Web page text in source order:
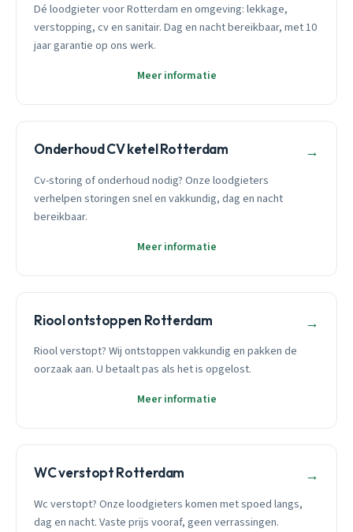
Dé loodgieter voor Rotterdam en omgeving: lekkage,
verstopping, cv en sanitair. Dag en nacht bereikbaar, met 10
jaar garantie op ons werk.
Meer informatie
Onderhoud CV ketel Rotterdam →
Cv-storing of onderhoud nodig? Onze loodgieters
verhelpen storingen snel en vakkundig, dag en nacht
bereikbaar.
Meer informatie
Riool ontstoppen Rotterdam →
Riool verstopt? Wij ontstoppen vakkundig en pakken de
oorzaak aan. U betaalt pas als het is opgelost.
Meer informatie
WC verstopt Rotterdam →
Wc verstopt? Onze loodgieters komen met spoed langs,
dag en nacht. Vaste prijs vooraf, geen verrassingen.